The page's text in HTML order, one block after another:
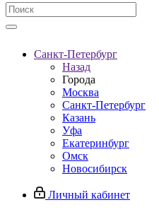
Санкт-Петербург
Назад
Города
Москва
Санкт-Петербург
Казань
Уфа
Екатеринбург
Омск
Новосибирск
Личный кабинет